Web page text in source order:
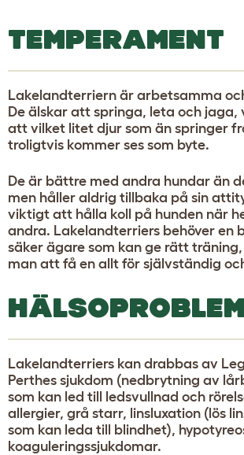
TEMPERAMENT
Lakelandterriern är arbetsamma
De älskar att springa, leta och jaga,
att vilket litet djur som än springer
troligtvis kommer ses som byte.
De är bättre med andra hundar än
men håller aldrig tillbaka på sin
viktigt att hålla koll på hunden när
andra. Lakelandterriers behöver en
säker ägare som kan ge rätt
man att få en allt för självständig
HÄLSOPROBLEM
Lakelandterriers kan drabbas av
Perthes sjukdom (nedbrytning av
som kan led till ledsvullnad och
allergier, grå starr, linsluxation (lös
som kan leda till blindhet),
koaguleringssjukdomar.